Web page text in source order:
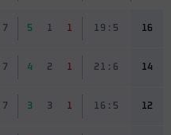
7 5 1 1 19 : 5 16
7 4 2 1 21 : 6 14
7 3 3 1 16 : 5 12